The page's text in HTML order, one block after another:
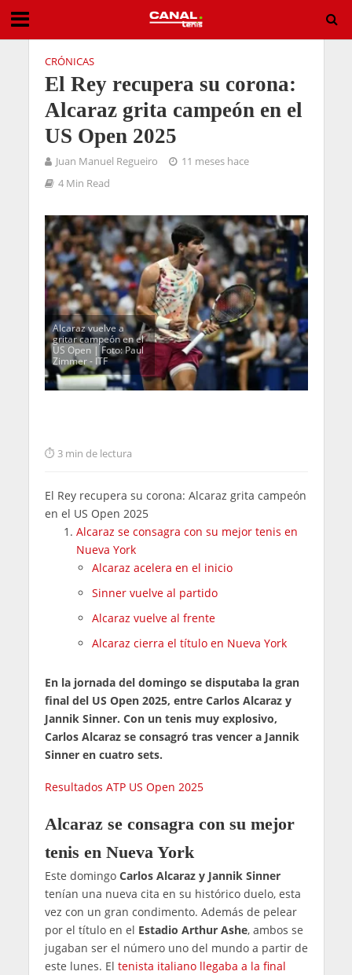
CRÓNICAS
El Rey recupera su corona:
Alcaraz grita campeón en el
US Open 2025
Juan Manuel Regueiro
11 meses hace
4 Min Read
Alcaraz vuelve a
gritar campeón en el
US Open | Foto: Paul
Zimmer - ITF
3 min de lectura
El Rey recupera su corona: Alcaraz grita campeón
en el US Open 2025
Alcaraz se consagra con su mejor tenis en
Nueva York
Alcaraz acelera en el inicio
Sinner vuelve al partido
Alcaraz vuelve al frente
Alcaraz cierra el título en Nueva York
En la jornada del domingo se disputaba la gran
final del US Open 2025, entre Carlos Alcaraz y
Jannik Sinner. Con un tenis muy explosivo,
Carlos Alcaraz se consagró tras vencer a Jannik
Sinner en cuatro sets.
Resultados ATP US Open 2025
Alcaraz se consagra con su mejor
tenis en Nueva York
Este domingo Carlos Alcaraz y Jannik Sinner
tenían una nueva cita en su histórico duelo, esta
vez con un gran condimento. Además de pelear
por el título en el Estadio Arthur Ashe, ambos se
jugaban ser el número uno del mundo a partir de
este lunes. El tenista italiano llegaba a la final